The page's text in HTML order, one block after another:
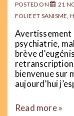
POSTED ON 21
FOLIE ET SANISME,
Avertissement
psychiatrie,
brève
retranscription
bienvenue sur
aujourd’hui
Rosenhan
Read more »